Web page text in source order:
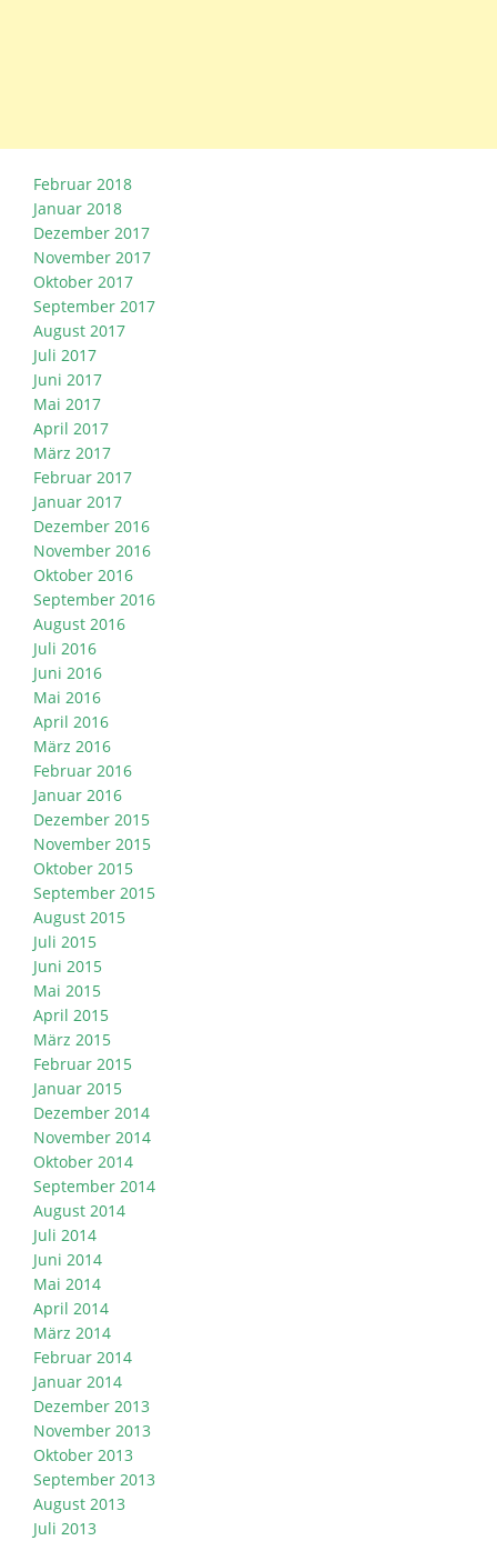
Februar 2018
Januar 2018
Dezember 2017
November 2017
Oktober 2017
September 2017
August 2017
Juli 2017
Juni 2017
Mai 2017
April 2017
März 2017
Februar 2017
Januar 2017
Dezember 2016
November 2016
Oktober 2016
September 2016
August 2016
Juli 2016
Juni 2016
Mai 2016
April 2016
März 2016
Februar 2016
Januar 2016
Dezember 2015
November 2015
Oktober 2015
September 2015
August 2015
Juli 2015
Juni 2015
Mai 2015
April 2015
März 2015
Februar 2015
Januar 2015
Dezember 2014
November 2014
Oktober 2014
September 2014
August 2014
Juli 2014
Juni 2014
Mai 2014
April 2014
März 2014
Februar 2014
Januar 2014
Dezember 2013
November 2013
Oktober 2013
September 2013
August 2013
Juli 2013